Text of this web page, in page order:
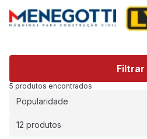
Filtrar
5 produtos encontrados
Popularidade
12 produtos